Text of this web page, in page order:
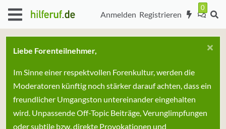
Anmelden Registrieren
Liebe Forenteilnehmer,
Im Sinne einer respektvollen Forenkultur, werden die
Moderatoren künftig noch stärker darauf achten, dass ein
freundlicher Umgangston untereinander eingehalten
wird. Unpassende Off-Topic Beiträge, Verunglimpfungen
oder subtile bzw. direkte Provokationen und